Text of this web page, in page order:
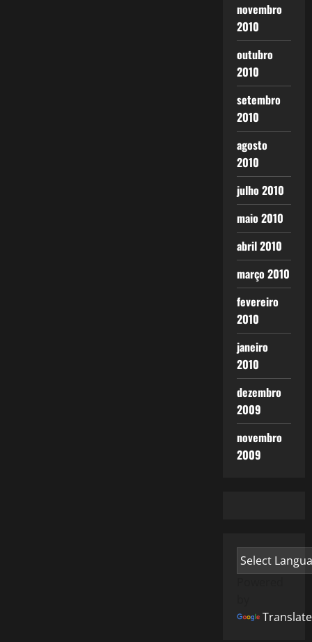
novembro
2010
outubro
2010
setembro
2010
agosto
2010
julho 2010
maio 2010
abril 2010
março 2010
fevereiro
2010
janeiro
2010
dezembro
2009
novembro
2009
Translate